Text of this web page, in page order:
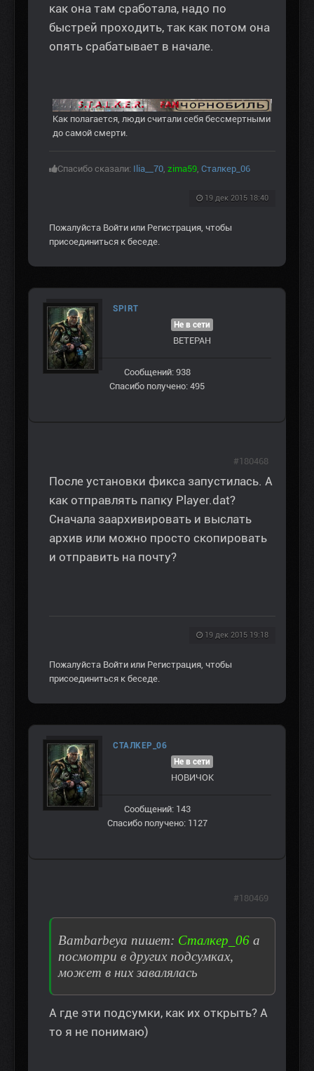
как она там сработала, надо по
быстрей проходить, так как потом она
опять срабатывает в начале.
Как полагается, люди считали себя бессмертными
до самой смерти.
Спасибо сказали: Ilia__70 zima59 Сталкер_06
19 дек 2015 18:40
Пожалуйста Войти или Регистрация , чтобы
присоединиться к беседе.
SPIRT
Не в сети
ВЕТЕРАН
Сообщений: 938
Спасибо получено: 495
После установки фикса запустилась. А
как отправлять папку Player.dat?
Сначала заархивировать и выслать
архив или можно просто скопировать
и отправить на почту?
19 дек 2015 19:18
#180468
Пожалуйста Войти или Регистрация , чтобы
присоединиться к беседе.
СТАЛКЕР_06
Не в сети
НОВИЧОК
Сообщений: 143
Спасибо получено: 1127
Bambarbeya пишет: Сталкер_06 а
посмотри в других подсумках,
может в них завалялась
А где эти подсумки, как их открыть? А
то я не понимаю)
#180469